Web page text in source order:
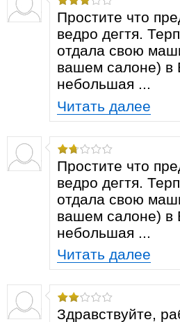
Простите что
ведро дегтя.
отдала свою
вашем салоне) в
небольшая ...
Читать далее
Простите что
ведро дегтя.
отдала свою
вашем салоне) в
небольшая ...
Читать далее
Здравствуйте,